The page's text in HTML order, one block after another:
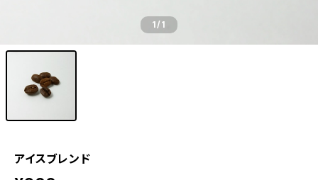
1/1
アイスブレンド